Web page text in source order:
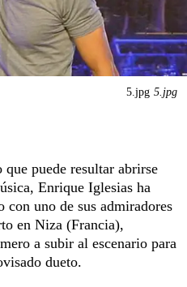
5.jpg 5.jpg
puede resultar abrirse
Enrique Iglesias ha
con uno de sus admiradores
en Niza (Francia),
a subir al escenario para
dueto.